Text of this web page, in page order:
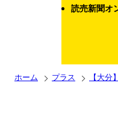
読売新聞オ
ホーム プラス 【大